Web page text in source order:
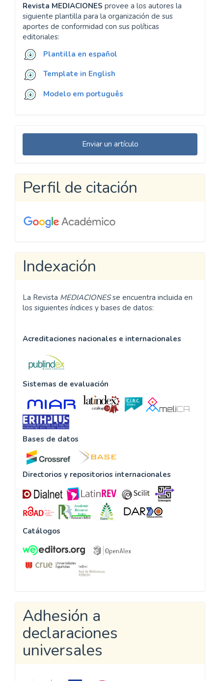
Revista MEDIACIONES provee a los autores la
siguiente plantilla para la organización de sus
aportes de conformidad con sus políticas
editoriales:
Plantilla en español
Template in English
Modelo em português
Enviar
un
Enviar un artículo
Perfil de citación
Indexación
La Revista MEDIACIONESse encuentra incluida en
los siguientes índices y bases de datos:
Acreditaciones nacionales e internacionales
Sistemas de evaluación
Bases de datos
Directorios y repositorios internacionales
Catálogos
Adhesión a
declaraciones
universales